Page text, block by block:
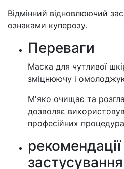
Відмінний відновлюючий
ознаками куперозу.
Переваги
Маска для чутливої
зміцнюючу і
М'яко очищає та
дозволяє
професійних
застусування